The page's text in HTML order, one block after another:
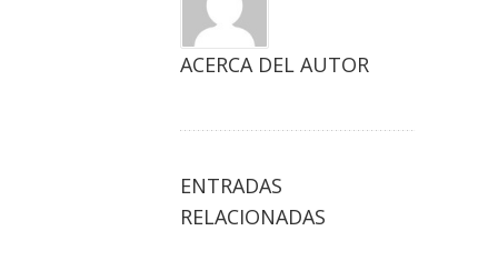
ACERCA DEL AUTOR
ENTRADAS
RELACIONADAS